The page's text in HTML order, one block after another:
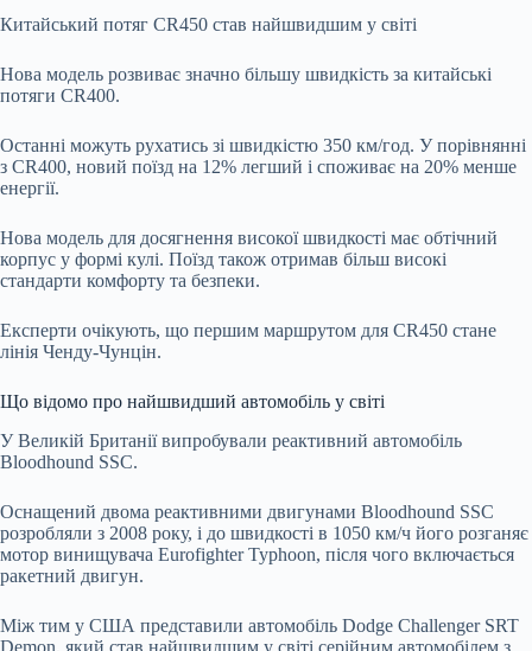
Китайський потяг CR450 став найшвидшим у світі
Нова модель розвиває значно більшу швидкість за китайські
потяги CR400.
Останні можуть рухатись зі швидкістю 350 км/год. У порівнянні
з CR400, новий поїзд на 12% легший і споживає на 20% менше
енергії.
Нова модель для досягнення високої швидкості має обтічний
корпус у формі кулі. Поїзд також отримав більш високі
стандарти комфорту та безпеки.
Експерти очікують, що першим маршрутом для CR450 стане
лінія Ченду-Чунцін.
Що відомо про найшвидший автомобіль у світі
У Великій Британії випробували реактивний автомобіль
Bloodhound SSC.
Оснащений двома реактивними двигунами Bloodhound SSC
розробляли з 2008 року, і до швидкості в 1050 км/ч його розганяє
мотор винищувача Eurofighter Typhoon, після чого включається
ракетний двигун.
Між тим у США представили автомобіль Dodge Challenger SRT
Demon, який став найшвидшим у світі серійним автомобілем з